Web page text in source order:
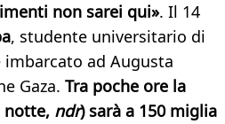
non sarei qui». Il 14
, studente universitario di
ad Augusta
Gaza. Tra poche ore la
notte, ndr) sarà a 150 miglia